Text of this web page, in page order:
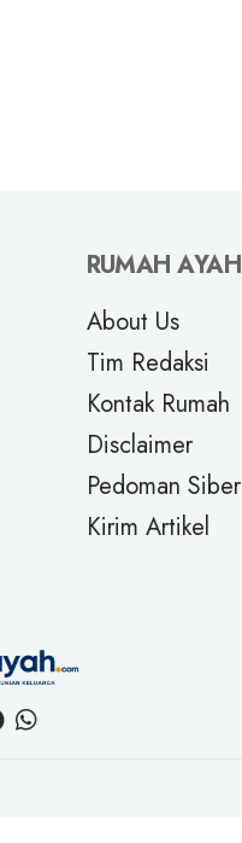
RUMAH AYAH
About Us
Tim Redaksi
Kontak Rumah
Disclaimer
Pedoman Siber
Kirim Artikel